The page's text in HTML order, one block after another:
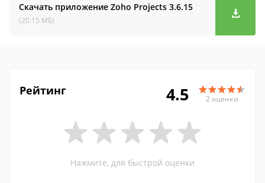
Скачать приложение Zoho Projects 3.6.15
(20.15 МБ)
Рейтинг 4.5 2 оценки
Нажмите, для быстрой оценки